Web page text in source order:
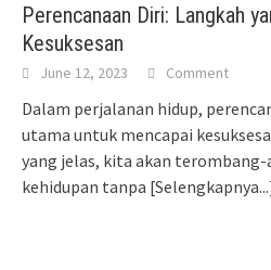
Perencanaan Diri: Langkah
Kesuksesan
June 12, 2023 Comment
Dalam perjalanan hidup,
utama untuk mencapai
yang jelas, kita akan
kehidupan tanpa